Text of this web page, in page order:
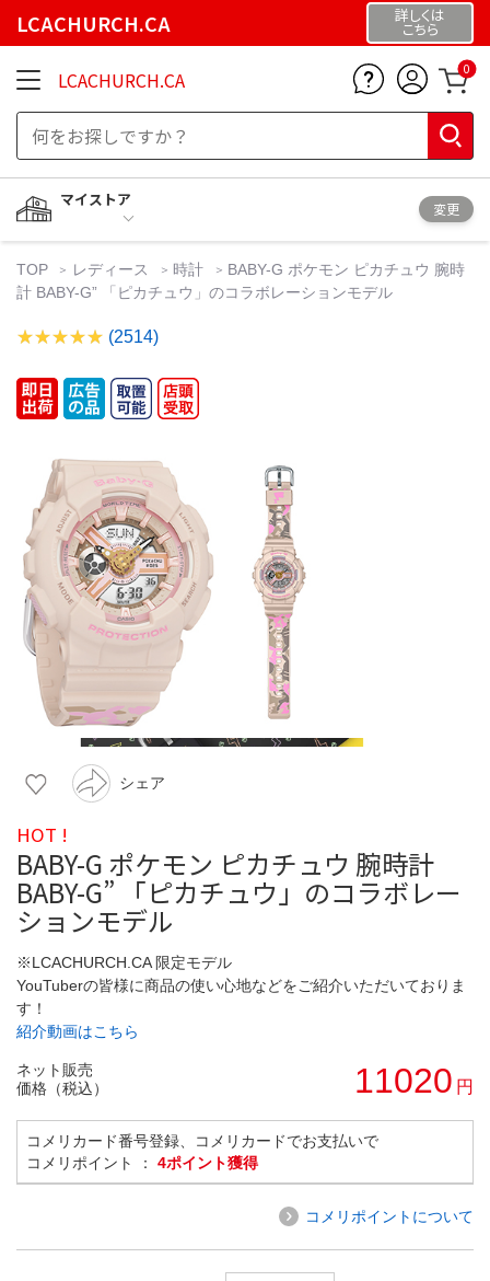
LCACHURCH.CA 詳しくは
こちら
LCACHURCH.CA 0
マイストア
変更
TOP レディース 時計
BABY-G ポケモン ピカチュウ 腕時
計 BABY-G” 「ピカチュウ」のコラボレーションモデル
(2514)
シェア
HOT !
BABY-G ポケモン ピカチュウ 腕時計
BABY-G” 「ピカチュウ」のコラボレー
ションモデル
※LCACHURCH.CA 限定モデル
YouTuberの皆様に商品の使い心地などをご紹介いただいておりま
す！
紹介動画はこちら
ネット販売
価格（税込）
11020 円
コメリカード番号登録、コメリカードでお支払いで
コメリポイント ： 4ポイント獲得
コメリポイントについて